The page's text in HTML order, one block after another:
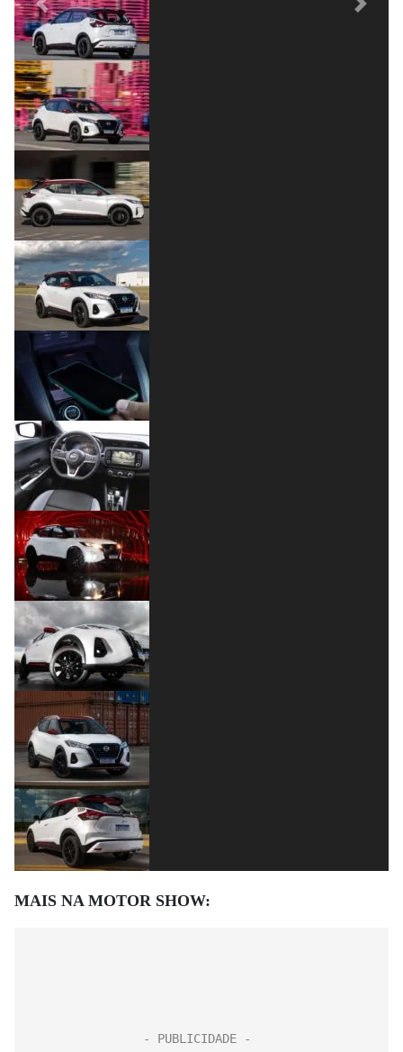
Previous Next
MAIS NA MOTOR SHOW: